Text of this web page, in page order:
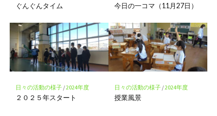
ぐんぐんタイム 今日の一コマ（11月27日）
日々の活動の様子/2024年度
２０２５年スタート
日々の活動の様子/2024年度
授業風景